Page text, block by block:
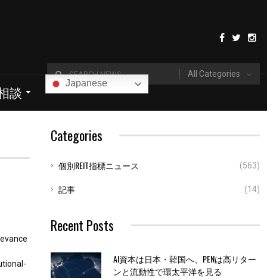
All Categories
談 Japanese
Categories
個別REIT指標ニュース (563)
記事 (14)
Recent Posts
AI資本は日本・韓国へ、PENは高リター
ンと流動性で環太平洋を見る